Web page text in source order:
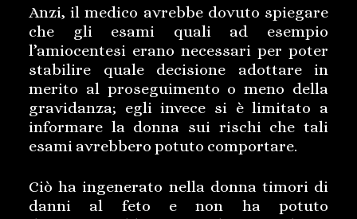
Anzi, il medico avrebbe dovuto spiegare
che gli esami quali ad esempio
l’amiocentesi erano necessari per poter
stabilire quale decisione adottare in
merito al proseguimento o meno della
gravidanza; egli invece si è limitato a
informare la donna sui rischi che tali
esami avrebbero potuto comportare.
Ciò ha ingenerato nella donna timori di
danni al feto e non ha potuto